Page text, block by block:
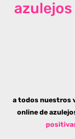
azulejos
a todos nuestros
online de